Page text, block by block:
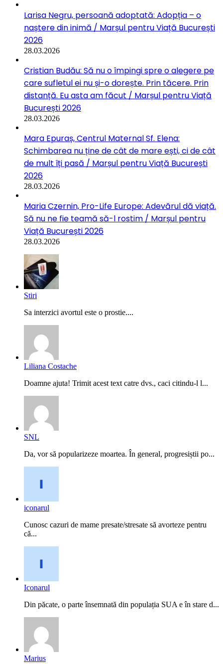
Larisa Negru, persoană adoptată: Adopția – o
naștere din inimă / Marșul pentru Viață București
2026
28.03.2026
Cristian Budău: Să nu o împingi spre o alegere pe
care sufletul ei nu și-o dorește. Prin tăcere. Prin
distanță. Eu asta am făcut / Marșul pentru Viață
București 2026
28.03.2026
Mara Epuraș, Centrul Maternal Sf. Elena:
Schimbarea nu ține de cât de mare ești, ci de cât
de mult îți pasă / Marșul pentru Viață București
2026
28.03.2026
Maria Czernin, Pro-Life Europe: Adevărul dă viață.
Să nu ne fie teamă să-l rostim / Marșul pentru
Viață București 2026
28.03.2026
Stiri
Sa interzici avortul este o prostie....
Liliana Costache
Doamne ajuta! Trimit acest text catre dvs., caci citindu-l l...
SNL
Da, vor să popularizeze moartea. În general, progresiștii po...
iconarul
Cunosc cazuri de mame presate/stresate să avorteze pentru
că...
Iconarul
Din păcate, o parte însemnată din populația SUA e în stare d...
Marius